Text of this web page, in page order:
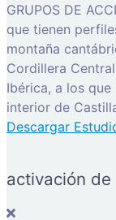
GRUPOS DE
que tienen
montaña
Cordillera
Ibérica, a los
interior de
Descargar
activación de